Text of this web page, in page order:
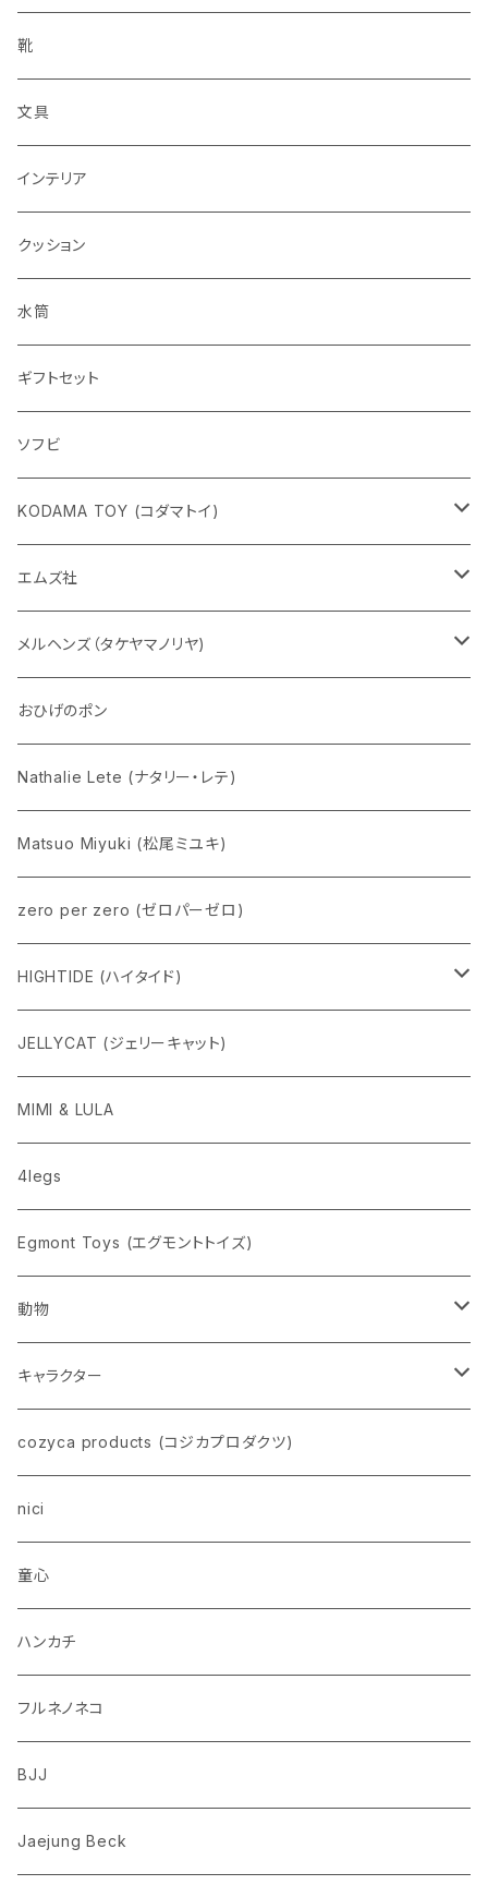
靴
文具
インテリア
クッション
水筒
ギフトセット
ソフビ
KODAMA TOY (コダマトイ)
チャーミーちゃん
五型動物
Eddie パンダ
エムズ社
デコちゃん
クマちゃん
メルヘンズ（タケヤマノリヤ)
ケロペチーノ
おひげのポン
Nathalie Lete (ナタリー・レテ)
Matsuo Miyuki (松尾ミユキ)
zero per zero (ゼロパーゼロ)
HIGHTIDE (ハイタイド)
ニューレトロ
penco
nahe
pppppins（ピーーーーンズ）
JELLYCAT (ジェリーキャット)
MIMI & LULA
4legs
Egmont Toys (エグモントトイズ)
動物
ネコ
イヌ
トイプードル
柴犬
ポメラニアン
ウザギ
パンダ
リス
クマ
ゾウ
トリ
キャラクター
スヌーピー
モンチッチ
ムーミン
ちいかわ
ミッフィー
Richard Scarry (リチャード・スキャリー)
おぱんちゅうさぎ/んぽちゃむ
cozyca products (コジカプロダクツ)
nici
童心
ハンカチ
フルネノネコ
BJJ
Jaejung Beck